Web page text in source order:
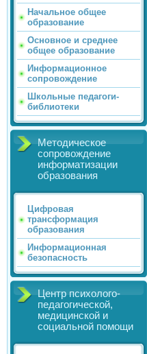
Начальное общее
образование
Основное и среднее
общее образование
Информационное
сопровождение
Школьные педагоги-
библиотеки
Методическое
сопровождение
информатизации
образования
Цифровая
трансформация
образования
Информационная
безопасность
Центр психолого-
педагогической,
медицинской и
социальной помощи